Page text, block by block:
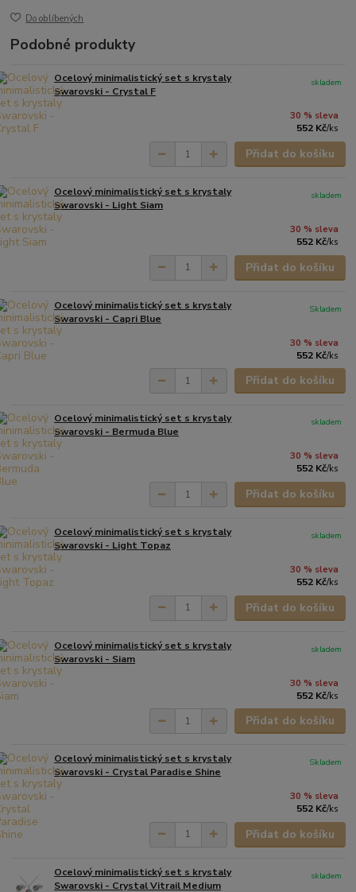
Do oblíbených
Podobné produkty
Ocelový minimalistický set s krystaly
Swarovski - Crystal F
30 % sleva
552 Kč/ks
skladem
Přidat do košíku
Ocelový minimalistický set s krystaly
Swarovski - Light Siam
30 % sleva
552 Kč/ks
skladem
Přidat do košíku
Ocelový minimalistický set s krystaly
Swarovski - Capri Blue
30 % sleva
552 Kč/ks
Skladem
Přidat do košíku
Ocelový minimalistický set s krystaly
Swarovski - Bermuda Blue
30 % sleva
552 Kč/ks
skladem
Přidat do košíku
Ocelový minimalistický set s krystaly
Swarovski - Light Topaz
30 % sleva
552 Kč/ks
skladem
Přidat do košíku
Ocelový minimalistický set s krystaly
Swarovski - Siam
30 % sleva
552 Kč/ks
skladem
Přidat do košíku
Ocelový minimalistický set s krystaly
Swarovski - Crystal Paradise Shine
30 % sleva
552 Kč/ks
Skladem
Přidat do košíku
Ocelový minimalistický set s krystaly
Swarovski - Crystal Vitrail Medium
skladem